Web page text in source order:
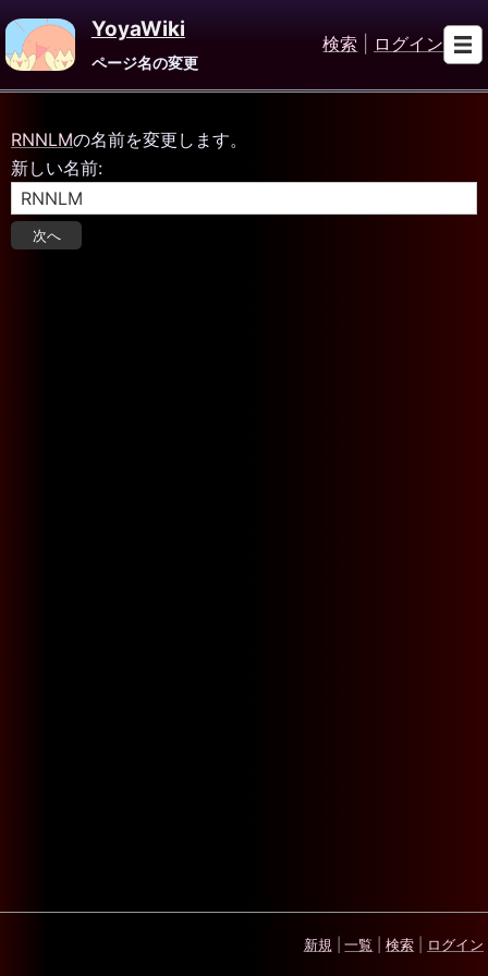
YoyaWiki
ページ名の変更
検索 ログイン
RNNLMの名前を変更します。
新しい名前:
新規 一覧 検索 ログイン